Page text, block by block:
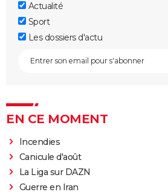
Actualité
Sport
Les dossiers d'actu
EN CE MOMENT
Incendies
Canicule d'août
La Liga sur DAZN
Guerre en Iran